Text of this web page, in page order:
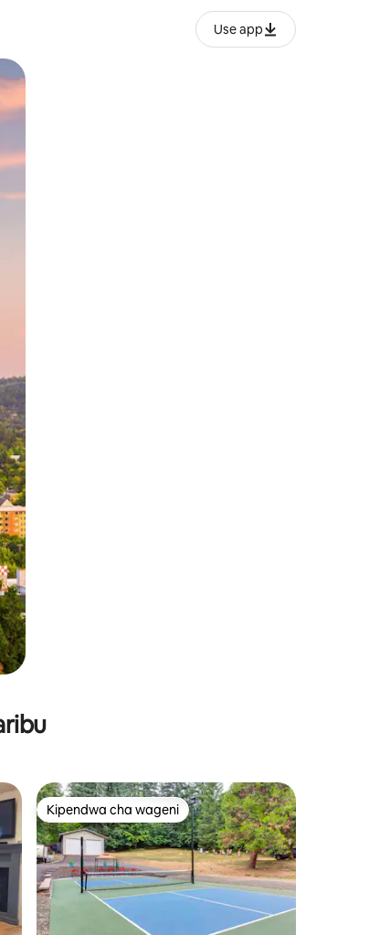
Use app
kwenye ishara.
Kipendwa cha wageni
Kipendwa cha wageni